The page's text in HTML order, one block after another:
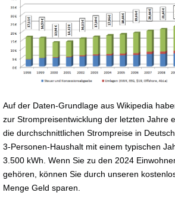
Auf der Daten-Grundlage aus Wikipedia
zur Strompreisentwicklung der letzten Jahre
die durchschnittlichen Strompreise in
3-Personen-Haushalt mit einem typischen
3.500 kWh. Wenn Sie zu den 2024
gehören, können Sie durch unseren
Menge Geld sparen.